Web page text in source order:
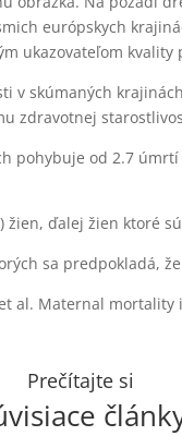
európskych
ukazovateľom
skúmaných
zdravotnej
od 2.7
ďalej žien ktoré
sa predpokladá,
al. Maternal
Prečítajte si